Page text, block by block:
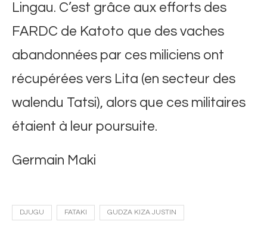
Lingau. C’est grâce aux efforts des
FARDC de Katoto que des vaches
abandonnées par ces miliciens ont
récupérées vers Lita (en secteur des
walendu Tatsi), alors que ces militaires
étaient à leur poursuite.
Germain Maki
DJUGU FATAKI GUDZA KIZA JUSTIN